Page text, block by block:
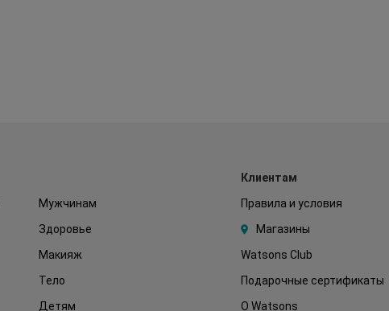
Мужчинам
Здоровье
Макияж
Тело
Детям
Клиентам
Правила и условия
Магазины
Watsons Club
Подарочные сертификаты
О Watsons